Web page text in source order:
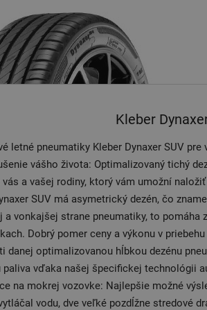
Kleber
letné pneumatiky Kleber Dynaxer SUV pre
vášho života: Optimalizovaný tichý
a vašej rodiny, ktorý vám umožní
SUV má asymetrický dezén, čo
a vonkajšej strane pneumatiky, to
Dobrý pomer ceny a výkonu v
danej optimalizovanou hĺbkou dezénu
paliva vďaka našej špecifickej technológii
na mokrej vozovke: Najlepšie možné
vodu, dve veľké pozdĺžne stredové